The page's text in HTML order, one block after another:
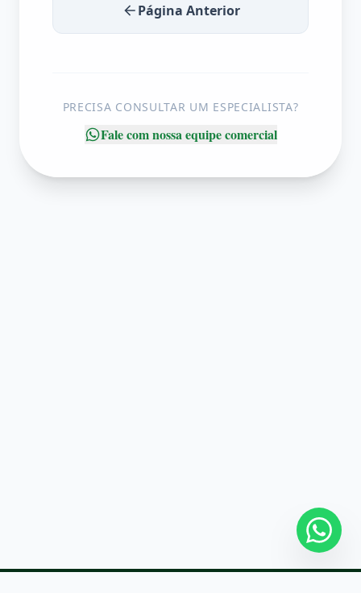
Página Anterior
PRECISA CONSULTAR UM ESPECIALISTA?
Fale com nossa equipe comercial